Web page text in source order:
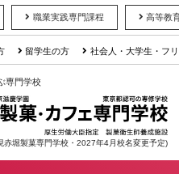
職業実践専門課程 高等教
留学生の方 社会人・大学生・フ
専門学校
赤堀製菓専門学校・2027年4月校名変更予定)